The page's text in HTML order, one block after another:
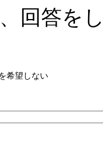
回答を
希望しない